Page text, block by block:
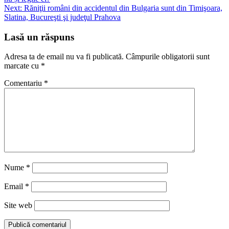
în
articole
Next: Răniţii români din accidentul din Bulgaria sunt din Timişoara,
Slatina, Bucureşti şi judeţul Prahova
Lasă un răspuns
Adresa ta de email nu va fi publicată. Câmpurile obligatorii sunt
marcate cu *
Comentariu *
Nume *
Email *
Site web